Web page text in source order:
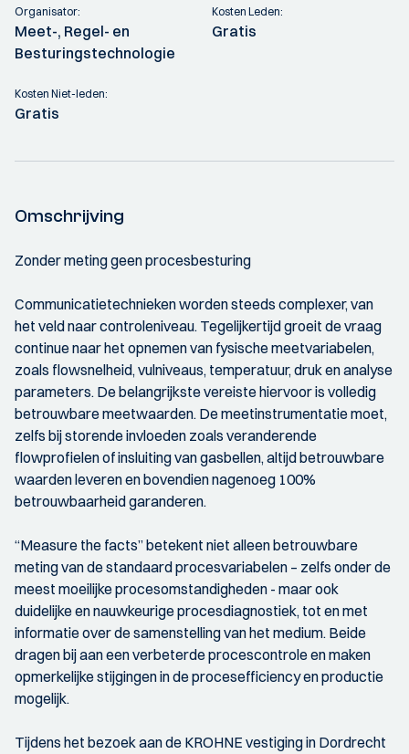
Organisator:
Meet-, Regel- en
Besturingstechnologie
Kosten Leden:
Gratis
Kosten Niet-leden:
Gratis
Omschrijving
Zonder meting geen procesbesturing
Communicatietechnieken worden steeds complexer, van
het veld naar controleniveau. Tegelijkertijd groeit de vraag
continue naar het opnemen van fysische meetvariabelen,
zoals flowsnelheid, vulniveaus, temperatuur, druk en analyse
parameters. De belangrijkste vereiste hiervoor is volledig
betrouwbare meetwaarden. De meetinstrumentatie moet,
zelfs bij storende invloeden zoals veranderende
flowprofielen of insluiting van gasbellen, altijd betrouwbare
waarden leveren en bovendien nagenoeg 100%
betrouwbaarheid garanderen.
“Measure the facts” betekent niet alleen betrouwbare
meting van de standaard procesvariabelen – zelfs onder de
meest moeilijke procesomstandigheden - maar ook
duidelijke en nauwkeurige procesdiagnostiek, tot en met
informatie over de samenstelling van het medium. Beide
dragen bij aan een verbeterde procescontrole en maken
opmerkelijke stijgingen in de procesefficiency en productie
mogelijk.
Tijdens het bezoek aan de KROHNE vestiging in Dordrecht